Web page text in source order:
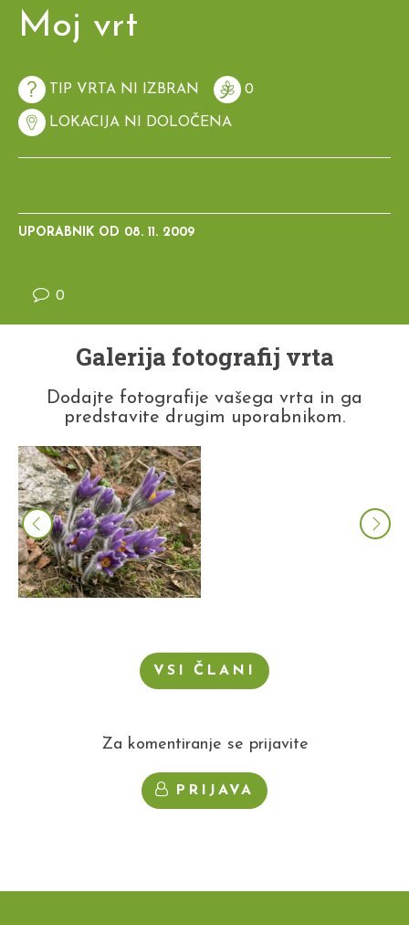
Moj vrt
TIP VRTA NI IZBRAN 0
LOKACIJA NI DOLOČENA
UPORABNIK OD 08. 11. 2009
0
Galerija fotografij vrta
Dodajte fotografije vašega vrta in ga
predstavite drugim uporabnikom.
VSI ČLANI
Za komentiranje se prijavite
PRIJAVA